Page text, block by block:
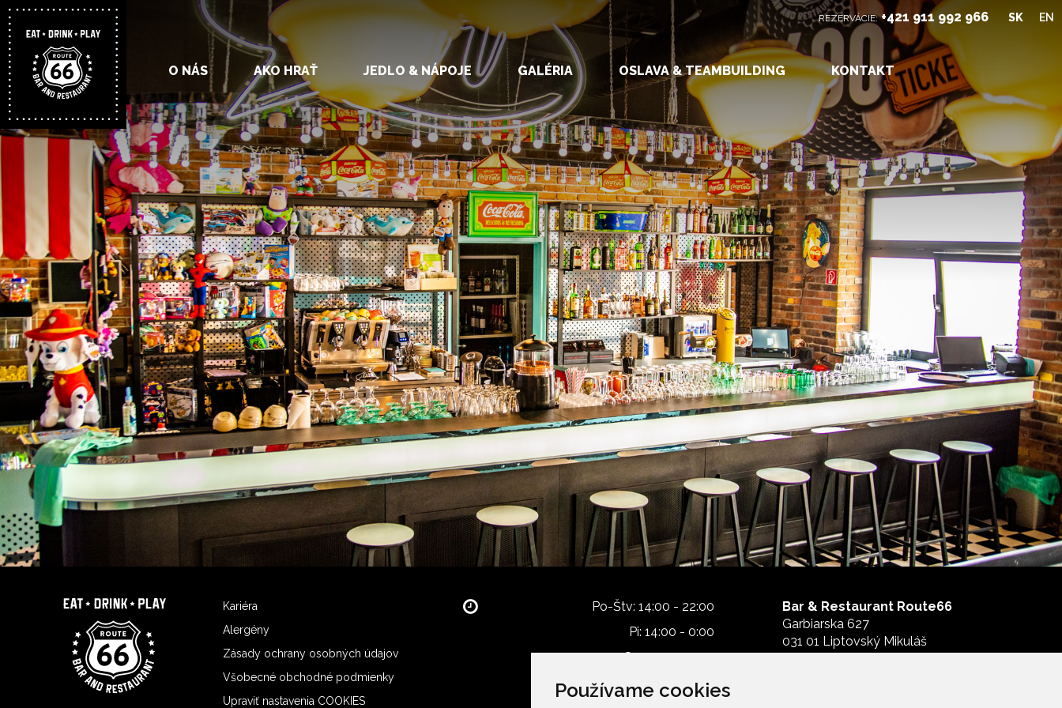
Používame cookies
REZERVÁCIE: +421 911 992 966 SK EN
O NÁS AKO HRAŤ JEDLO & NÁPOJE GALÉRIA OSLAVA & TEAMBUILDING KONTAKT
Kariéra
Alergény
Zásady ochrany osobných údajov
Všobecné obchodné podmienky
Upraviť nastavenia COOKIES
Po-Štv: 14:00 - 22:00
Pi: 14:00 - 0:00
So: 12:00 - 0:00
Ne: 12:00 - 22:00
Bar & Restaurant Route66
Garbiarska 627
031 01 Liptovský Mikuláš